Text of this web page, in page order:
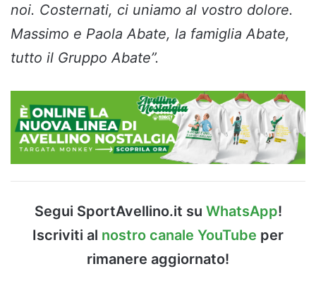
noi. Costernati, ci uniamo al vostro dolore.
Massimo e Paola Abate, la famiglia Abate,
tutto il Gruppo Abate”.
Segui SportAvellino.it su WhatsApp!
Iscriviti al nostro canale YouTube per
rimanere aggiornato!